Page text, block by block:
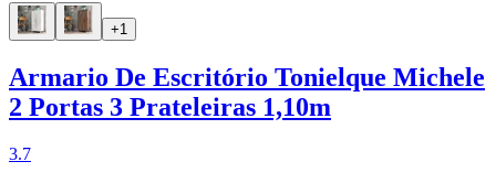
+1
Armario De Escritório Tonielque Michele
2 Portas 3 Prateleiras 1,10m
3.7